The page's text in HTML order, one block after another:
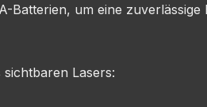
Batterien, um eine
Lasers: